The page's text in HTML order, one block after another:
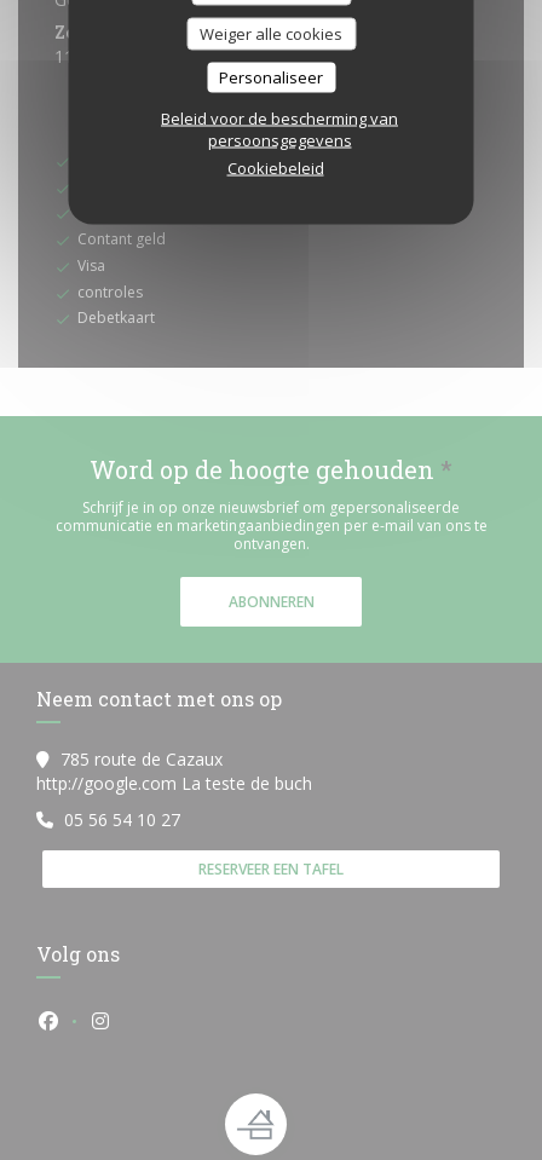
Weiger alle cookies
Personaliseer
Beleid voor de bescherming van
persoonsgegevens
Cookiebeleid
Zondag
11:30 - 15:00 *
Betaalmethoden
Contant geld
Visa
controles
Debetkaart
Word op de hoogte gehouden *
Schrijf je in op onze nieuwsbrief om gepersonaliseerde
communicatie en marketingaanbiedingen per e-mail van ons te
ontvangen.
ABONNEREN
Neem contact met ons op
785 route de Cazaux
http://google.com La teste de buch
05 56 54 10 27
RESERVEER EEN TAFEL
Volg ons
Facebook ((opent in een nieuw venster))
Instagram ((opent in een nieuw venster))